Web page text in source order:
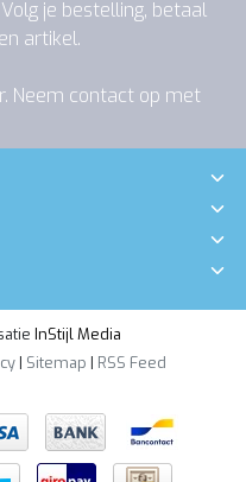
je bestelling, betaal
artikel.
Neem contact op met
InStijl Media
| Sitemap | RSS Feed